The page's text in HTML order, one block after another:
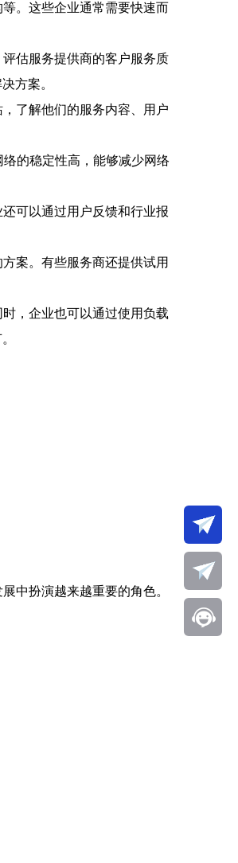
。这些企业通常需要快速而
估服务提供商的客户服务质
方案。
了解他们的服务内容、用户
的稳定性高，能够减少网络
可以通过用户反馈和行业报
案。有些服务商还提供试用
，企业也可以通过使用负载
中扮演越来越重要的角色。